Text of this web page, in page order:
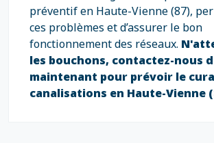
préventif en Haute-Vienne (87),
ces problèmes et d’assurer le bon
fonctionnement des réseaux.
les bouchons, contactez-nous
maintenant pour prévoir le
canalisations en Haute-Vienne